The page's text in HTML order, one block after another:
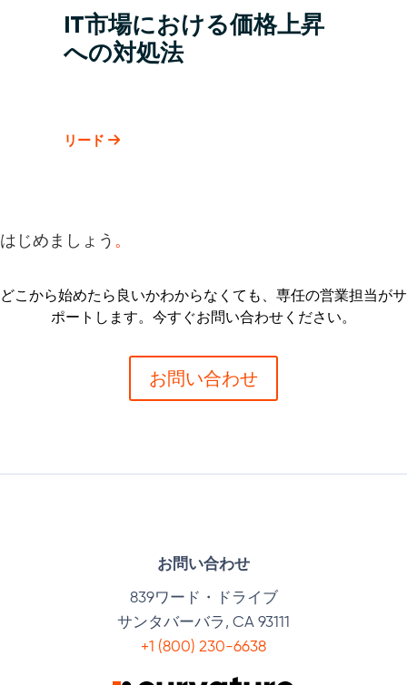
IT市場における価格上昇
への対処法
リード
はじめましょう 。
どこから始めたら良いかわからなくても、専任の営業担当がサ
ポートします。今すぐお問い合わせください。
お問い合わせ
お問い合わせ
839ワード・ドライブ
サンタバーバラ, CA 93111
+1 (800) 230-6638